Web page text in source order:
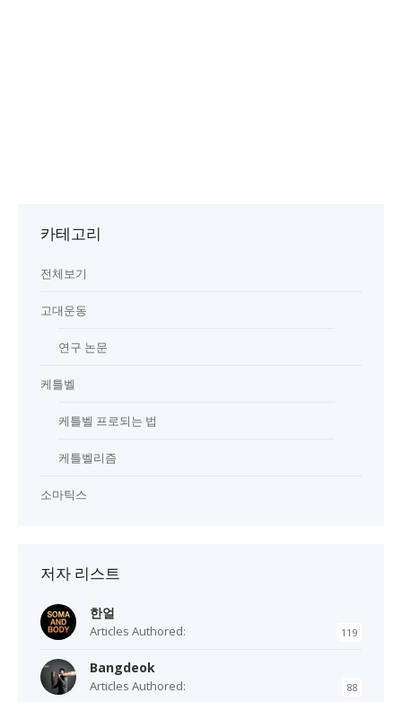
카테고리
전체보기
고대운동
연구 논문
케틀벨
케틀벨 프로되는 법
케틀벨리즘
소마틱스
저자 리스트
한얼
Articles Authored: 119
Bangdeok
Articles Authored: 88